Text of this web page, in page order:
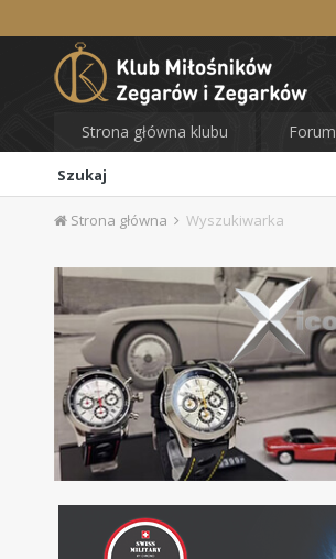
Strona główna klubu Forum
Szukaj
Strona główna Wyszukiwarka